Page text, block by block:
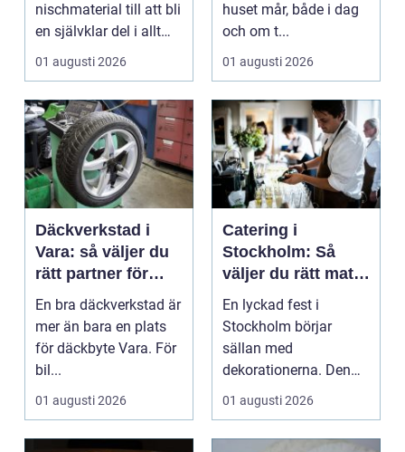
nischmaterial till att bli
en självklar del i allt
från vindkr...
01 augusti 2026
huset mår, både i dag
och om t...
01 augusti 2026
Däckverkstad i
Vara: så väljer du
rätt partner för
säker körning året
runt
En bra däckverkstad är
mer än bara en plats
för däckbyte Vara. För
bil...
01 augusti 2026
Catering i
Stockholm: Så
väljer du rätt mat
till ditt evenemang
En lyckad fest i
Stockholm börjar
sällan med
dekorationerna. Den
börjar i köket....
01 augusti 2026